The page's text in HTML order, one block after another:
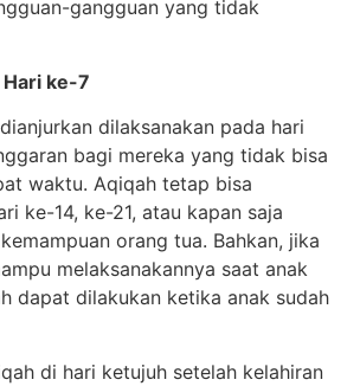
gangguan yang tidak
Hari ke-7
dilaksanakan pada hari
bagi mereka yang tidak bisa
waktu. Aqiqah tetap bisa
ke-14, ke-21, atau kapan saja
orang tua. Bahkan, jika
melaksanakannya saat anak
dapat dilakukan ketika anak sudah
di hari ketujuh setelah kelahiran